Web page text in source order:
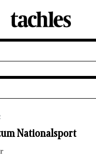
Nationalsport